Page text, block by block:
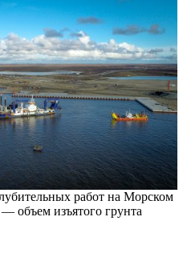
работ на Морском
объем изъятого грунта